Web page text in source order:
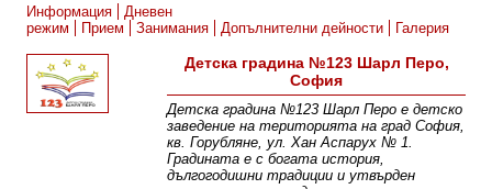
Информация
Дневен
режим
Прием Занимания Допълнителни дейности Галерия
Детска градина №123 Шарл Перо,
София
Детска градина №123 Шарл Перо е детско
заведение на територията на град София,
кв. Горубляне, ул. Хан Аспарух № 1.
Градината е с богата история,
дългогодишни традиции и утвърден